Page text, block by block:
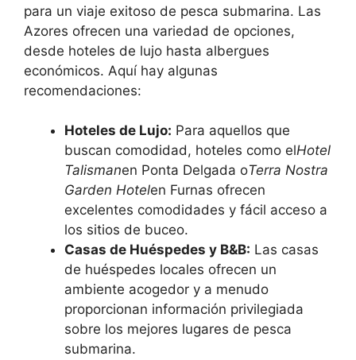
para un viaje exitoso de pesca submarina. Las
Azores ofrecen una variedad de opciones,
desde hoteles de lujo hasta albergues
económicos. Aquí hay algunas
recomendaciones:
Hoteles de Lujo: Para aquellos que
buscan comodidad, hoteles como elHotel
Talismanen Ponta Delgada oTerra Nostra
Garden Hotelen Furnas ofrecen
excelentes comodidades y fácil acceso a
los sitios de buceo.
Casas de Huéspedes y B&B: Las casas
de huéspedes locales ofrecen un
ambiente acogedor y a menudo
proporcionan información privilegiada
sobre los mejores lugares de pesca
submarina.